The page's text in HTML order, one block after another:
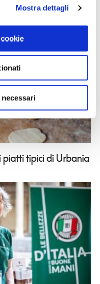
Mostra dettagli
piatti tipici di Urbania